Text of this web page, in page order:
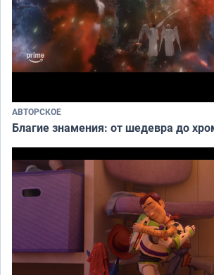
АВТОРСКОЕ
Благие знамения: от шедевра до